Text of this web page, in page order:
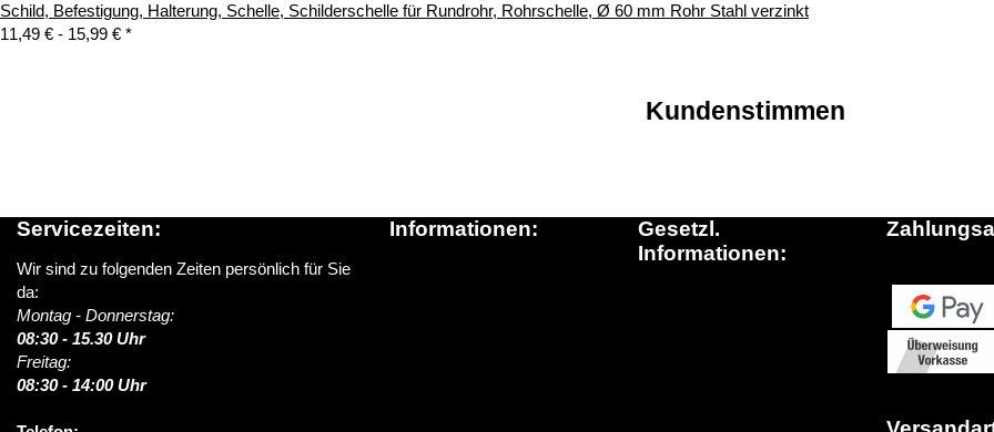
Schild, Befestigung, Halterung, Schelle, Schilderschelle für Rundrohr, Rohrschelle, Ø 60 mm Rohr Stahl verzinkt
11,49 € - 15,99 € *
Kundenstimmen
Servicezeiten:
Wir sind zu folgenden Zeiten persönlich für Sie
da:
Montag - Donnerstag:
08:30 - 15.30 Uhr
Freitag:
08:30 - 14:00 Uhr
Informationen:
Gesetzl.
Informationen: